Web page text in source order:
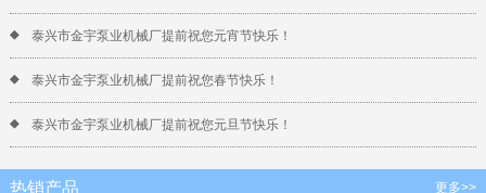
泰兴市金宇泵业机械厂提前祝您元宵节快乐！
泰兴市金宇泵业机械厂提前祝您春节快乐！
泰兴市金宇泵业机械厂提前祝您元旦节快乐！
热销产品 更多>>